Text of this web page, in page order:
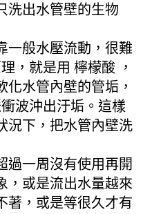
洗出水管壁的生物
一般水壓流動，很難
，就是用 檸檬酸 ，
水管內壁的管垢，
波沖出汙垢。這樣
況下，把水管內壁洗
過一周沒有使用再開
，或是流出水量越來
著，或是等很久才有